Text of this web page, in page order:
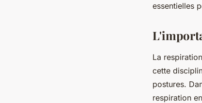
essentielles
La
cette
postures.
respiration